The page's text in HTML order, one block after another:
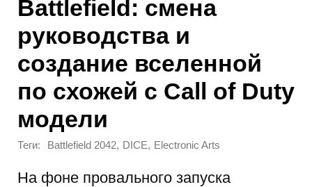
Battlefield: смена
руководства и
создание вселенной
по схожей с Call of Duty
модели
Теги: Battlefield 2042, DICE, Electronic Arts
На фоне провального запуска